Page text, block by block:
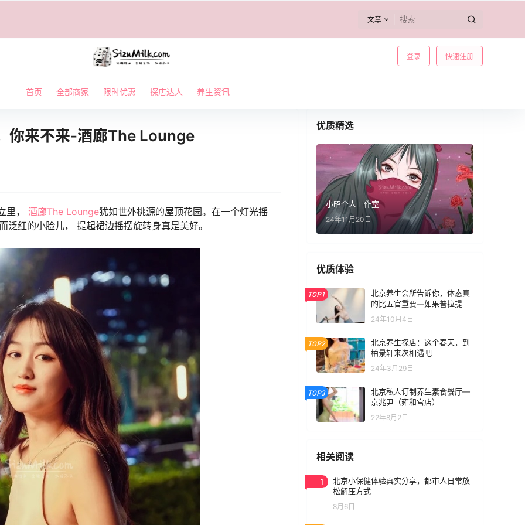
文章
登录 快速注册
首页 全部商家 限时优惠 探店达人 养生资讯
你来不来-酒廊The Lounge
里， 酒廊The Lounge犹如世外桃源的屋顶花园。在一个灯光摇
红的小脸儿， 提起裙边摇摆旋转身真是美好。
优质精选
小昭个人工作室
24年11月20日
优质体验
TOP1
北京养生会所告诉你，体态真
的比五官重要—如果普拉提
24年10月4日
TOP2
北京养生探店：这个春天，到
柏景轩来次相遇吧
24年3月29日
TOP3
北京私人订制养生素食餐厅—
京兆尹（雍和宫店）
22年8月2日
相关阅读
1
北京小保健体验真实分享，都市人日常放
松解压方式
8月6日